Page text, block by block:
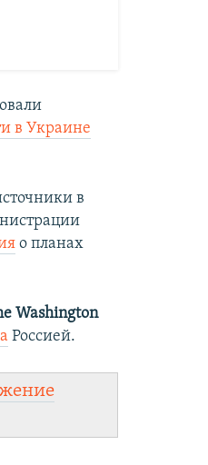
в Украине
в
о планах
Washington
Россией.